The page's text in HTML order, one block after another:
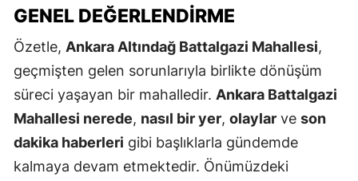
GENEL DEĞERLENDIRME
Özetle, Ankara Altındağ Battalgazi Mahallesi,
geçmişten gelen sorunlarıyla birlikte dönüşüm
süreci yaşayan bir mahalledir. Ankara Battalgazi
Mahallesi nerede, nasıl bir yer, olaylar ve son
dakika haberleri gibi başlıklarla gündemde
kalmaya devam etmektedir. Önümüzdeki